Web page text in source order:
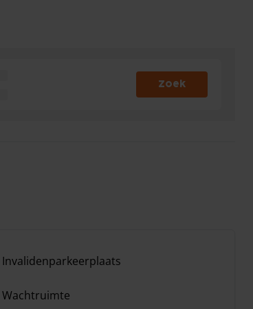
Zoek
Invalidenparkeerplaats
Wachtruimte